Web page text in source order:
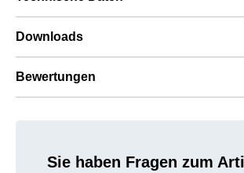
Downloads
Bewertungen
Sie haben Fragen zum